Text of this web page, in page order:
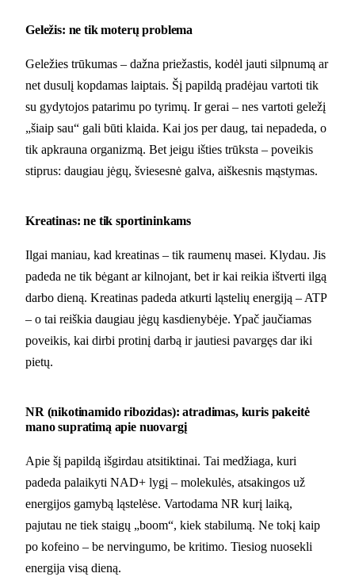
Geležis: ne tik moterų problema
Geležies trūkumas – dažna priežastis, kodėl jauti silpnumą ar
net dusulį kopdamas laiptais. Šį papildą pradėjau vartoti tik
su gydytojos patarimu po tyrimų. Ir gerai – nes vartoti geležį
„šiaip sau“ gali būti klaida. Kai jos per daug, tai nepadeda, o
tik apkrauna organizmą. Bet jeigu išties trūksta – poveikis
stiprus: daugiau jėgų, šviesesnė galva, aiškesnis mąstymas.
Kreatinas: ne tik sportininkams
Ilgai maniau, kad kreatinas – tik raumenų masei. Klydau. Jis
padeda ne tik bėgant ar kilnojant, bet ir kai reikia ištverti ilgą
darbo dieną. Kreatinas padeda atkurti ląstelių energiją – ATP
– o tai reiškia daugiau jėgų kasdienybėje. Ypač jaučiamas
poveikis, kai dirbi protinį darbą ir jautiesi pavargęs dar iki
pietų.
NR (nikotinamido ribozidas): atradimas, kuris pakeitė
mano supratimą apie nuovargį
Apie šį papildą išgirdau atsitiktinai. Tai medžiaga, kuri
padeda palaikyti NAD+ lygį – molekulės, atsakingos už
energijos gamybą ląstelėse. Vartodama NR kurį laiką,
pajutau ne tiek staigų „boom“, kiek stabilumą. Ne tokį kaip
po kofeino – be nervingumo, be kritimo. Tiesiog nuosekli
energija visą dieną.